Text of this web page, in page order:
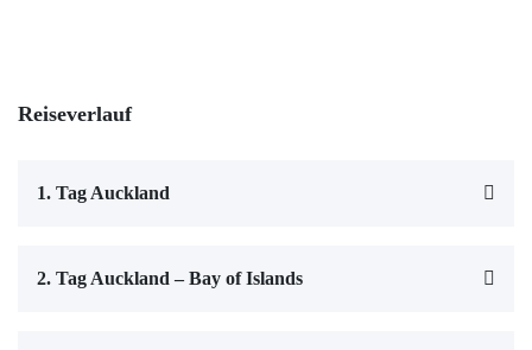
Reiseverlauf
1. Tag Auckland
2. Tag Auckland – Bay of Islands